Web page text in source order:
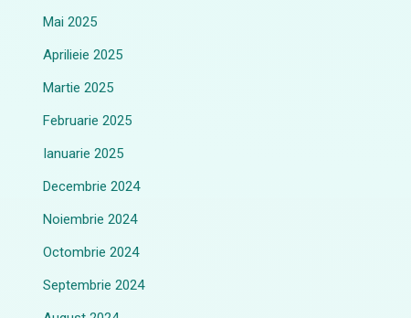
Mai 2025
Aprilieie 2025
Martie 2025
Februarie 2025
Ianuarie 2025
Decembrie 2024
Noiembrie 2024
Octombrie 2024
Septembrie 2024